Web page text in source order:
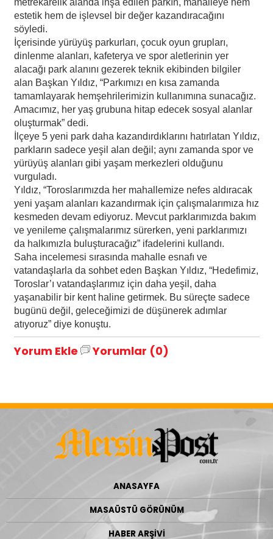
metrekarelik alanda inşa edilen parkın, mahalleye hem
estetik hem de işlevsel bir değer kazandıracağını
söyledi.
İçerisinde yürüyüş parkurları, çocuk oyun grupları,
dinlenme alanları, kafeterya ve spor aletlerinin yer
alacağı park alanını gezerek teknik ekibinden bilgiler
alan Başkan Yıldız, “Parkımızı en kısa zamanda
tamamlayarak hemşehrilerimizin kullanımına sunacağız.
Amacımız, her yaş grubuna hitap edecek sosyal alanlar
oluşturmak” dedi.
İlçeye 5 yeni park daha kazandırdıklarını hatırlatan Yıldız,
parkların sadece yeşil alan değil; aynı zamanda spor ve
yürüyüş alanları gibi yaşam merkezleri olduğunu
vurguladı.
Yıldız, “Toroslarımızda her mahallemize nefes aldıracak
yeni yaşam alanları kazandırmak için çalışmalarımıza hız
kesmeden devam ediyoruz. Mevcut parklarımızda bakım
ve yenileme çalışmalarımız sürerken, yeni parklarımızı
da halkımızla buluşturacağız” ifadelerini kullandı.
Saha incelemesi sırasında mahalle esnafı ve
vatandaşlarla da sohbet eden Başkan Yıldız, “Hedefimiz,
Toroslar’ı vatandaşlarımız için daha yeşil, daha
yaşanabilir bir kent haline getirmek. Bu süreçte sadece
bugünü değil, geleceğimizi de düşünerek adımlar
atıyoruz” diye konuştu.
Yorum Ekle Yorumlar (0)
ANASAYFA
MASAÜSTÜ GÖRÜNÜM
HABER ARŞİVİ